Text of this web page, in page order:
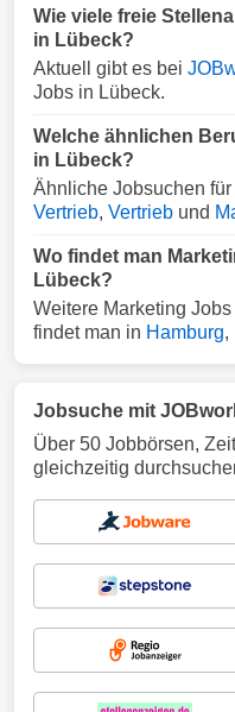
Wie viele freie
in Lübeck?
Aktuell gibt es bei
Jobs in Lübeck.
Welche ähnlichen
in Lübeck?
Ähnliche Jobsuchen
Vertrieb, Vertrieb und
Wo findet man
Lübeck?
Weitere Marketing
findet man in Hamburg,
Jobsuche mit
Über 50 Jobbörsen,
gleichzeitig